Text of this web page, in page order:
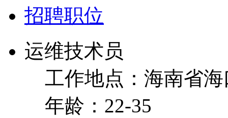
招聘职位
运维技术员
工作地点：海南省
年龄：22-35